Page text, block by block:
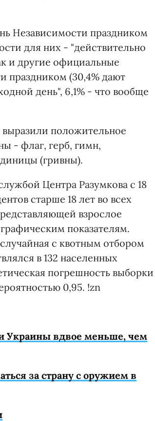
Независимости праздником
для них - "действительно
и другие официальные
праздником (30,4% дают
день", 6,1% - что вообще
положительное
- флаг, герб, гимн,
(гривны).
Центра Разумкова с 18
старше 18 лет во всех
взрослое
показателям.
с квотным отбором
в 132 населенных
погрешность выборки
0,95. !zn
Украины вдвое меньше, чем
за страну с оружием в